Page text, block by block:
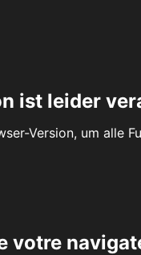
ist leider
Version, um alle
votre